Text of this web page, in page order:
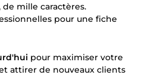
mille caractères.
pour une fiche
pour maximiser votre
attirer de nouveaux clients